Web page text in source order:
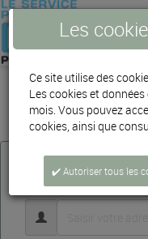
Les
Ce site utilise des
Les cookies et
mois. Vous pouvez
cookies, ainsi que
✔️
Bienvenue dans
Connectez-
E-mail